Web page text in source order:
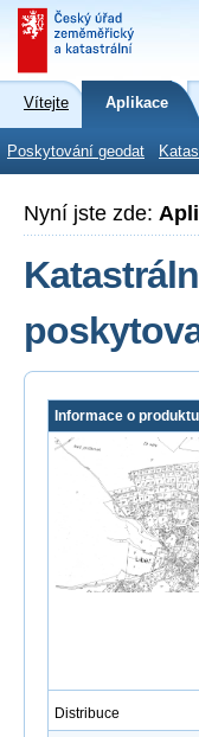
Vítejte Aplikace
Poskytování geodat
Nyní jste zde:
Informace o produktu
Distribuce